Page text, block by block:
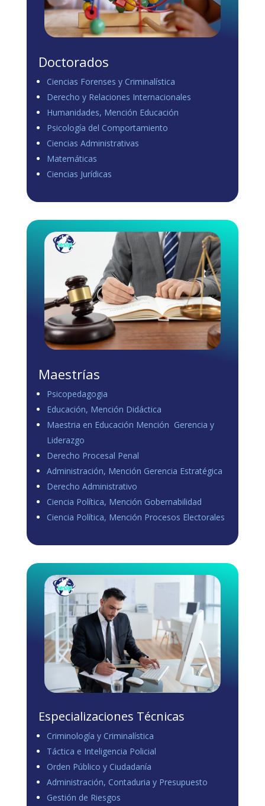
Load more
Doctorados
Ciencias Forenses y Criminalística
Derecho y Relaciones Internacionales
Humanidades, Mención Educación
Psicología del Comportamiento
Ciencias Administrativas
Matemáticas
Ciencias Jurídicas
Maestrías
Psicopedagogia
Educación, Mención Didáctica
Maestria en Educación Mención Gerencia y
Liderazgo
Derecho Procesal Penal
Administración, Mención Gerencia Estratégica
Derecho Administrativo
Ciencia Política, Mención Gobernabilidad
Ciencia Política, Mención Procesos Electorales
Especializaciones Técnicas
Criminología y Criminalística
Táctica e Inteligencia Policial
Orden Público y Ciudadanía
Administración, Contaduria y Presupuesto
Gestión de Riesgos